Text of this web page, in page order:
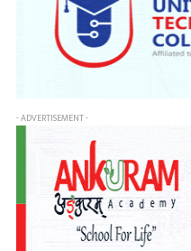
- ADVERTISEMENT -